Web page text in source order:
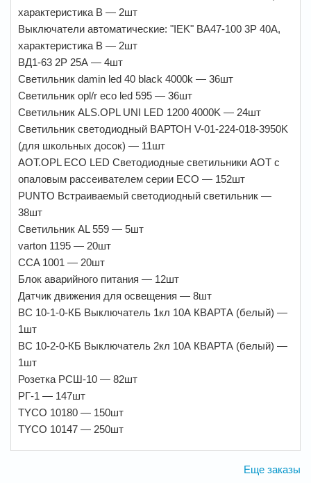
характеристика В — 2шт
Выключатели автоматические: "IEK" ВА47-100 3Р 40А,
характеристика В — 2шт
ВД1-63 2Р 25А — 4шт
Светильник damin led 40 black 4000k — 36шт
Светильник opl/r eco led 595 — 36шт
Светильник ALS.OPL UNI LED 1200 4000K — 24шт
Светильник светодиодный ВАРТОН V-01-224-018-3950K
(для школьных досок) — 11шт
AOT.OPL ECO LED Светодиодные светильники АОТ с
опаловым рассеивателем серии ЕСО — 152шт
PUNTO Встраиваемый светодиодный светильник —
38шт
Светильник AL 559 — 5шт
varton 1195 — 20шт
CCA 1001 — 20шт
Блок аварийного питания — 12шт
Датчик движения для освещения — 8шт
ВС 10-1-0-КБ Выключатель 1кл 10А КВАРТА (белый) —
1шт
ВС 10-2-0-КБ Выключатель 2кл 10А КВАРТА (белый) —
1шт
Розетка РСШ-10 — 82шт
РГ-1 — 147шт
ТYСО 10180 — 150шт
ТYСО 10147 — 250шт
Еще заказы